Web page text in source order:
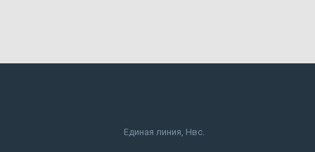
Единая линия, Нвс.